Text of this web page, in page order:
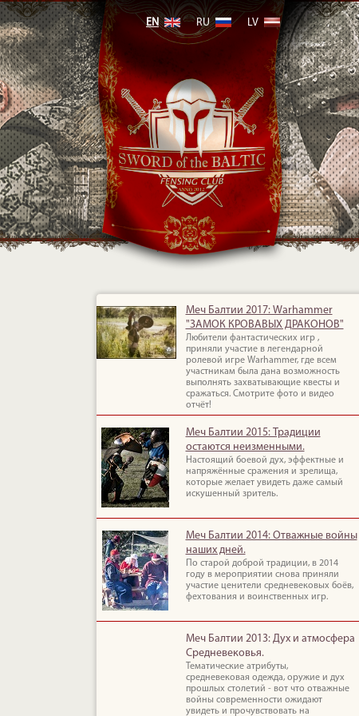
EN RU LV
Меч Балтии 2017: Warhammer
"ЗАМОК КРОВАВЫХ ДРАКОНОВ"
Любители фантастических игр ,
приняли участие в легендарной
ролевой игре Warhammer, где всем
участникам была дана возможность
выполнять захватывающие квесты и
сражаться. Смотрите фото и видео
отчёт!
Меч Балтии 2015: Традиции
остаются неизменными.
Настоящий боевой дух, эффектные и
напряжённые сражения и зрелища,
которые желает увидеть даже самый
искушенный зритель.
Меч Балтии 2014: Отважные войны
наших дней.
По старой доброй традиции, в 2014
году в мероприятии снова приняли
участие ценители средневековых боёв,
фехтования и воинственных игр.
Меч Балтии 2013: Дух и атмосфера
Средневековья.
Тематические атрибуты,
средневековая одежда, оружие и дух
прошлых столетий - вот что отважные
войны современности ожидают
увидеть и прочувствовать на